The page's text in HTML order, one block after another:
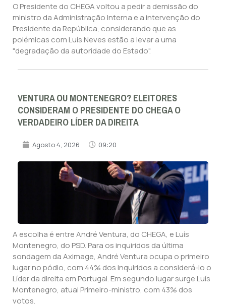
O Presidente do CHEGA voltou a pedir a demissão do
ministro da Administração Interna e a intervenção do
Presidente da República, considerando que as
polémicas com Luís Neves estão a levar a uma
"degradação da autoridade do Estado".
VENTURA OU MONTENEGRO? ELEITORES
CONSIDERAM O PRESIDENTE DO CHEGA O
VERDADEIRO LÍDER DA DIREITA
Agosto 4, 2026 09:20
A escolha é entre André Ventura, do CHEGA, e Luís
Montenegro, do PSD. Para os inquiridos da última
sondagem da Aximage, André Ventura ocupa o primeiro
lugar no pódio, com 44% dos inquiridos a considerá-lo o
Líder da direita em Portugal. Em segundo lugar surge Luís
Montenegro, atual Primeiro-ministro, com 43% dos
votos.